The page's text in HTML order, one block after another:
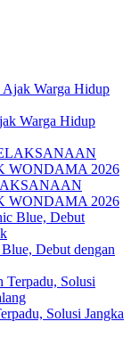
Warga Hidup
WONDAMA 2026
Debut dengan
Solusi Jangka